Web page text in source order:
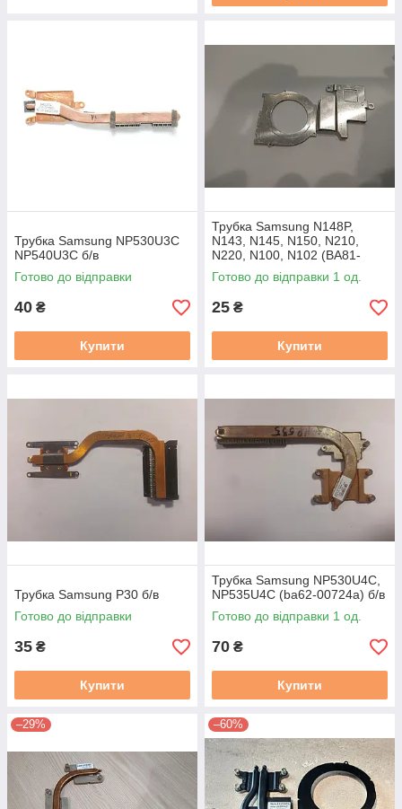
Трубка Samsung NP530U3C
NP540U3C б/в
Готово до відправки
40 ₴
Купити
Трубка Samsung N148P,
N143, N145, N150, N210,
N220, N100, N102 (BA81-
06423A KSB0405HB-9J42
BA62-00495A) б/в
Готово до відправки 1 од.
25 ₴
Купити
Трубка Samsung P30 б/в
Готово до відправки
35 ₴
Купити
Трубка Samsung NP530U4C,
NP535U4C (ba62-00724a) б/в
Готово до відправки 1 од.
70 ₴
Купити
–29% –60%